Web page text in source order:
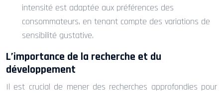
intensité est adaptée aux préférences des
consommateurs, en tenant compte des variations de
sensibilité gustative.
L’importance de la recherche et du
développement
Il est crucial de mener des recherches approfondies pour